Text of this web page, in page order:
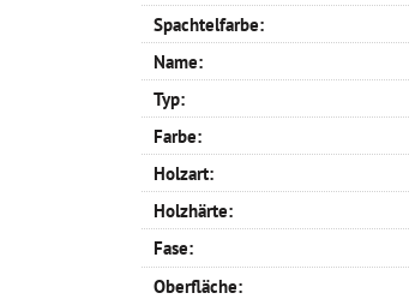
Spachtelfarbe:
Name:
Typ:
Farbe:
Holzart:
Holzhärte:
Fase:
Oberfläche: